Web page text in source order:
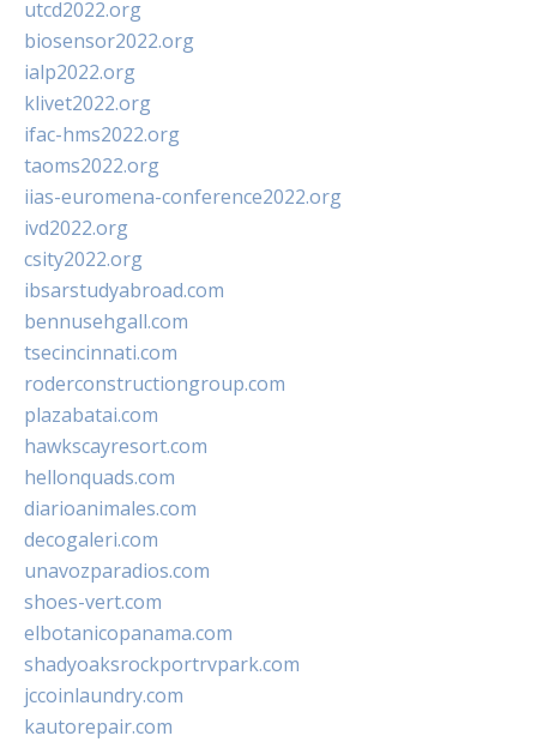
utcd2022.org
biosensor2022.org
ialp2022.org
klivet2022.org
ifac-hms2022.org
taoms2022.org
iias-euromena-conference2022.org
ivd2022.org
csity2022.org
ibsarstudyabroad.com
bennusehgall.com
tsecincinnati.com
roderconstructiongroup.com
plazabatai.com
hawkscayresort.com
hellonquads.com
diarioanimales.com
decogaleri.com
unavozparadios.com
shoes-vert.com
elbotanicopanama.com
shadyoaksrockportrvpark.com
jccoinlaundry.com
kautorepair.com